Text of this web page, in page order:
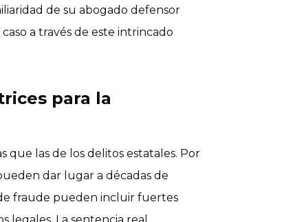
de su abogado defensor
a través de este intrincado
para la
que las de los delitos estatales. Por
dar lugar a décadas de
fraude pueden incluir fuertes